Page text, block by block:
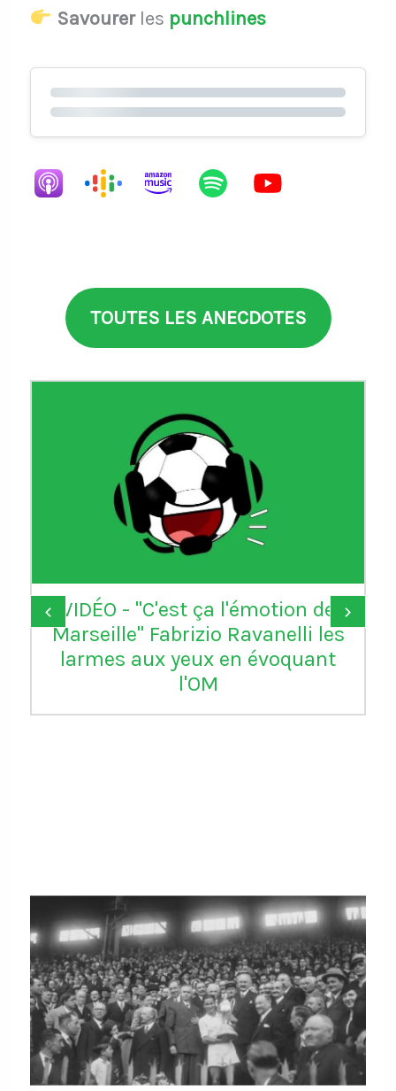
Savourerles punchlines
TOUTES LES ANECDOTES
VIDÉO - "C'est ça l'émotion de
Marseille" Fabrizio Ravanelli les
larmes aux yeux en évoquant
l'OM
‹ ›